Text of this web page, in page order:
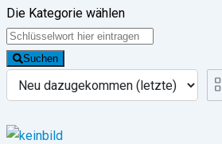
Die Kategorie wählen
Suchen